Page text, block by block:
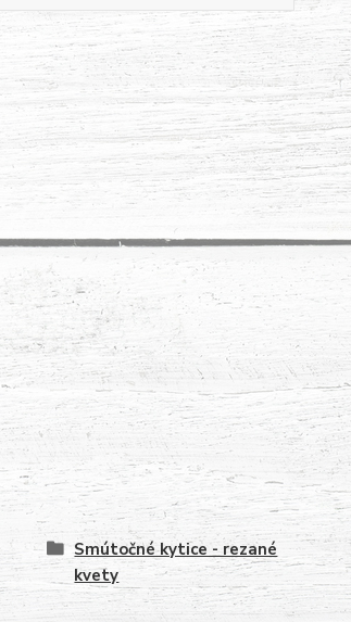
Smútočné kytice - rezané
kvety